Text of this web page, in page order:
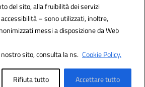
del sito, alla fruibilità dei servizi
– sono utilizzati, inoltre,
messi a disposizione da Web
sito, consulta la ns. Cookie Policy.
Rifiuta tutto Accettare tutto
Powered by 3D Solution S.r.l.
& Design by Designers Italia